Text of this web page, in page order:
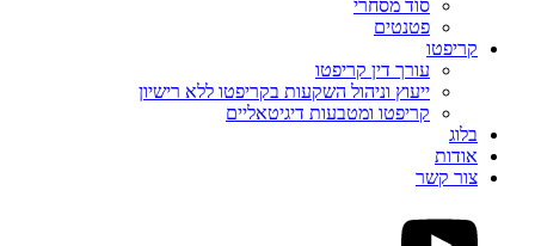
סוד מסחרי
פטנטים
קריפטו
עורך דין קריפטו
ייעוץ וניהול השקעות בקריפטו ללא רישיון
קריפטו ומטבעות דיגיטאליים
בלוג
אודות
צור קשר